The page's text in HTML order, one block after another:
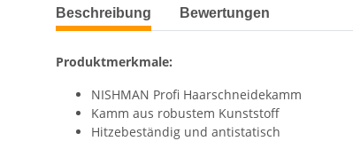
Beschreibung Bewertungen
Produktmerkmale:
NISHMAN Profi Haarschneidekamm
Kamm aus robustem Kunststoff
Hitzebeständig und antistatisch